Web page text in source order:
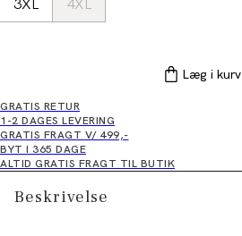
3XL
4XL
Læg i kurv
GRATIS RETUR
1-2 DAGES LEVERING
GRATIS FRAGT V/ 499,-
BYT I 365 DAGE
ALTID GRATIS FRAGT TIL BUTIK
Beskrivelse